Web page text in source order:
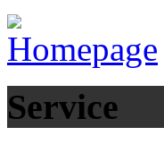
Service